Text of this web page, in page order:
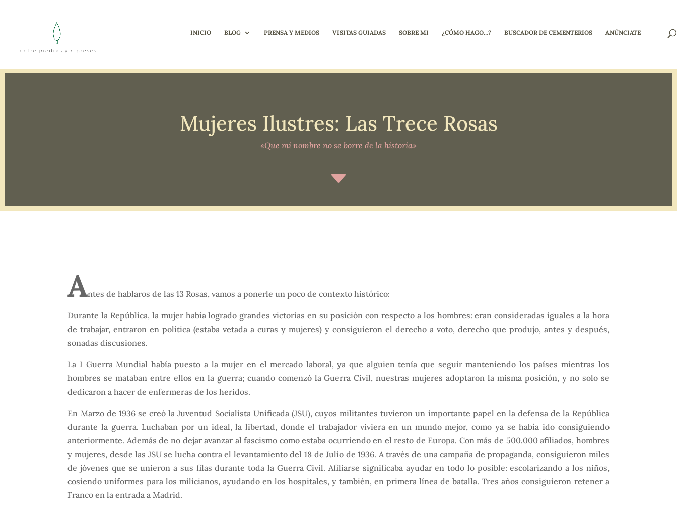
INICIO BLOG PRENSA Y MEDIOS VISITAS GUIADAS SOBRE MI ¿CÓMO HAGO…? BUSCADOR DE CEMENTERIOS ANÚNCIATE
Mujeres Ilustres: Las Trece Rosas
«Que mi nombre no se borre de la historia»
C
Antes de hablaros de las 13 Rosas, vamos a ponerle un poco de contexto histórico:
Durante la República, la mujer había logrado grandes victorias en su posición con respecto a los hombres: eran consideradas iguales a la hora
de trabajar, entraron en política (estaba vetada a curas y mujeres) y consiguieron el derecho a voto, derecho que produjo, antes y después,
sonadas discusiones.
La I Guerra Mundial había puesto a la mujer en el mercado laboral, ya que alguien tenía que seguir manteniendo los países mientras los
hombres se mataban entre ellos en la guerra; cuando comenzó la Guerra Civil, nuestras mujeres adoptaron la misma posición, y no solo se
dedicaron a hacer de enfermeras de los heridos.
En Marzo de 1936 se creó la Juventud Socialista Unificada (JSU), cuyos militantes tuvieron un importante papel en la defensa de la República
durante la guerra. Luchaban por un ideal, la libertad, donde el trabajador viviera en un mundo mejor, como ya se había ido consiguiendo
anteriormente. Además de no dejar avanzar al fascismo como estaba ocurriendo en el resto de Europa. Con más de 500.000 afiliados, hombres
y mujeres, desde las JSU se lucha contra el levantamiento del 18 de Julio de 1936. A través de una campaña de propaganda, consiguieron miles
de jóvenes que se unieron a sus filas durante toda la Guerra Civil. Afiliarse significaba ayudar en todo lo posible: escolarizando a los niños,
cosiendo uniformes para los milicianos, ayudando en los hospitales, y también, en primera línea de batalla. Tres años consiguieron retener a
Franco en la entrada a Madrid.